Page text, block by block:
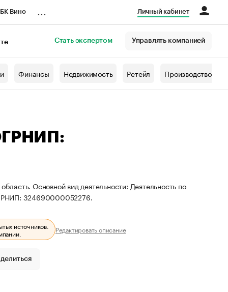
Вино Личный кабинет
Стать экспертом Управлять компанией
Финансы Недвижимость Ретейл Производство
Основной вид деятельности: Деятельность по
324690000052276.
источников.
Редактировать описание